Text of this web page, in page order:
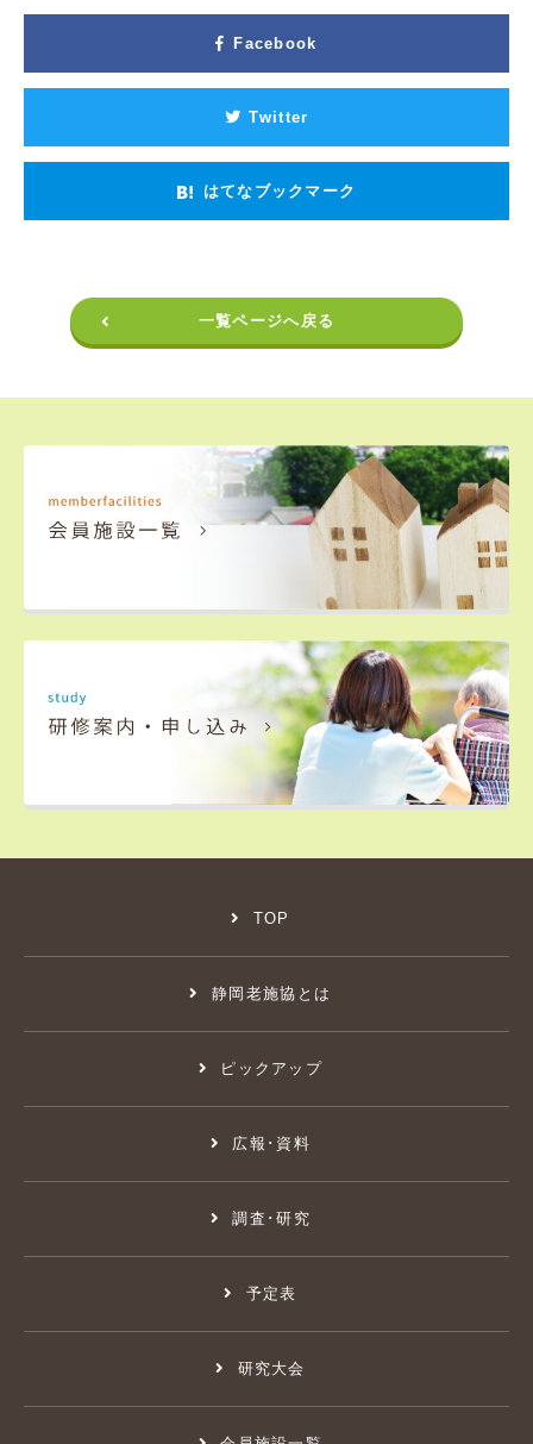
Facebook
Twitter
はてなブックマーク
一覧ページへ戻る
TOP
静岡老施協とは
ピックアップ
広報･資料
調査･研究
予定表
研究大会